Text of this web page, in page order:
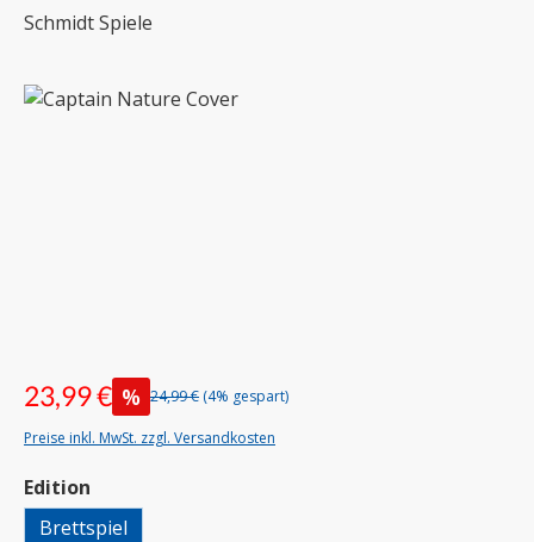
Schmidt Spiele
Bildergalerie überspringen
23,99 € % 24,99 € (4% gespart)
Preise inkl. MwSt. zzgl. Versandkosten
Edition
Brettspiel